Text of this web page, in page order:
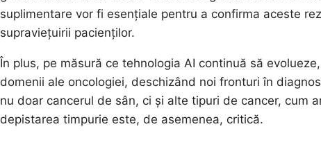
suplimentare vor fi esențiale pentru a confirma aceste
supraviețuirii pacienților.
În plus, pe măsură ce tehnologia AI continuă să
domenii ale oncologiei, deschizând noi fronturi în
nu doar cancerul de sân, ci și alte tipuri de cancer, cum
depistarea timpurie este, de asemenea, critică.